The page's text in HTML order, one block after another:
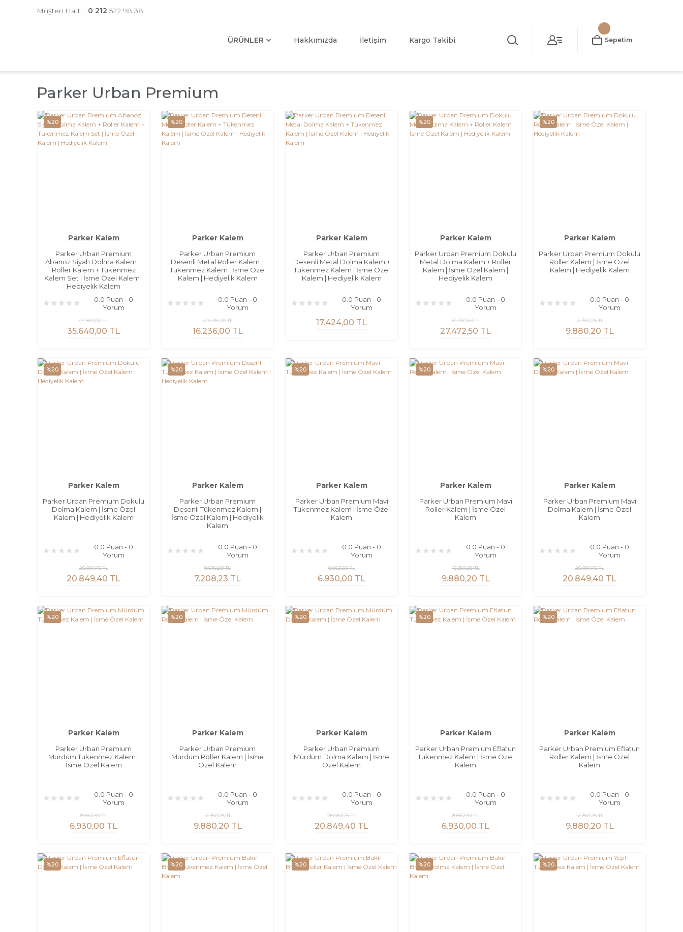
Müşteri Hattı : 0 212 522 98 38
ÜRÜNLER Hakkımızda İletişim Kargo Takibi Sepetim
Parker Urban Premium
%20
Parker Kalem
Parker Urban Premium
Abanoz Siyah Dolma Kalem +
Roller Kalem + Tükenmez
Kalem Set | İsme Özel Kalem |
Hediyelik Kalem
0.0 Puan - 0
Yorum
35.640,00 TL
44.550,00 TL
%20
Parker Kalem
Parker Urban Premium
Desenli Metal Roller Kalem +
Tükenmez Kalem | İsme Özel
Kalem | Hediyelik Kalem
0.0 Puan - 0
Yorum
16.236,00 TL
20.295,00 TL
Parker Kalem
Parker Urban Premium
Desenli Metal Dolma Kalem +
Tükenmez Kalem | İsme Özel
Kalem | Hediyelik Kalem
0.0 Puan - 0
Yorum
17.424,00 TL
%20
Parker Kalem
Parker Urban Premium Dokulu
Metal Dolma Kalem + Roller
Kalem | İsme Özel Kalem |
Hediyelik Kalem
0.0 Puan - 0
Yorum
27.472,50 TL
34.340,63 TL
%20
Parker Kalem
Parker Urban Premium Dokulu
Roller Kalem | İsme Özel
Kalem | Hediyelik Kalem
0.0 Puan - 0
Yorum
9.880,20 TL
12.350,25 TL
%20
Parker Kalem
Parker Urban Premium Dokulu
Dolma Kalem | İsme Özel
Kalem | Hediyelik Kalem
0.0 Puan - 0
Yorum
20.849,40 TL
26.061,75 TL
%20
Parker Kalem
Parker Urban Premium
Desenli Tükenmez Kalem |
İsme Özel Kalem | Hediyelik
Kalem
0.0 Puan - 0
Yorum
7.208,23 TL
9.010,29 TL
%20
Parker Kalem
Parker Urban Premium Mavi
Tükenmez Kalem | İsme Özel
Kalem
0.0 Puan - 0
Yorum
6.930,00 TL
8.662,50 TL
%20
Parker Kalem
Parker Urban Premium Mavi
Roller Kalem | İsme Özel
Kalem
0.0 Puan - 0
Yorum
9.880,20 TL
12.350,25 TL
%20
Parker Kalem
Parker Urban Premium Mavi
Dolma Kalem | İsme Özel
Kalem
0.0 Puan - 0
Yorum
20.849,40 TL
26.061,75 TL
%20
Parker Kalem
Parker Urban Premium
Mürdüm Tükenmez Kalem |
İsme Özel Kalem
0.0 Puan - 0
Yorum
6.930,00 TL
8.662,50 TL
%20
Parker Kalem
Parker Urban Premium
Mürdüm Roller Kalem | İsme
Özel Kalem
0.0 Puan - 0
Yorum
9.880,20 TL
12.350,25 TL
%20
Parker Kalem
Parker Urban Premium
Mürdüm Dolma Kalem | İsme
Özel Kalem
0.0 Puan - 0
Yorum
20.849,40 TL
26.061,75 TL
%20
Parker Kalem
Parker Urban Premium Eflatun
Tükenmez Kalem | İsme Özel
Kalem
0.0 Puan - 0
Yorum
6.930,00 TL
8.662,50 TL
%20
Parker Kalem
Parker Urban Premium Eflatun
Roller Kalem | İsme Özel
Kalem
0.0 Puan - 0
Yorum
9.880,20 TL
12.350,25 TL
%20 %20 %20 %20 %20